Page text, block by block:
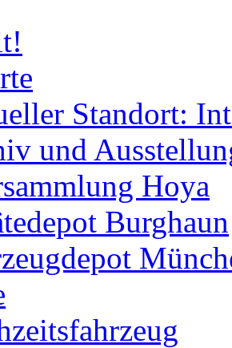
Standort:
und
Hoya
Burghaun